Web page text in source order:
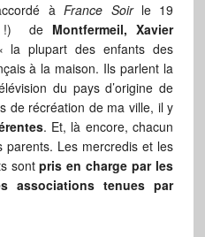
àFrance Soirle 19
!) de Montfermeil, Xavier
la plupart des enfants des
à la maison. Ils parlent la
du pays d’origine de
de récréation de ma ville, il y
. Et, là encore, chacun
parents. Les mercredis et les
sontpris en charge par les
associations tenues par